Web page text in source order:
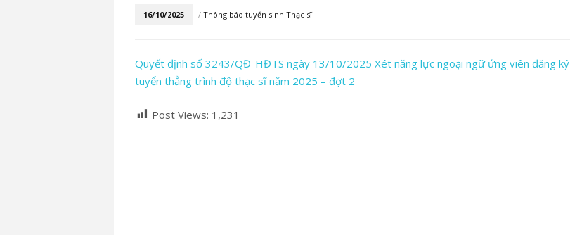
16/10/2025 / Thông báo tuyển sinh Thạc sĩ
Quyết định số 3243/QĐ-HĐTS ngày 13/10/2025 Xét năng lực ngoại ngữ ứng viên đăng ký
tuyển thẳng trình độ thạc sĩ năm 2025 – đợt 2
Post Views: 1,231